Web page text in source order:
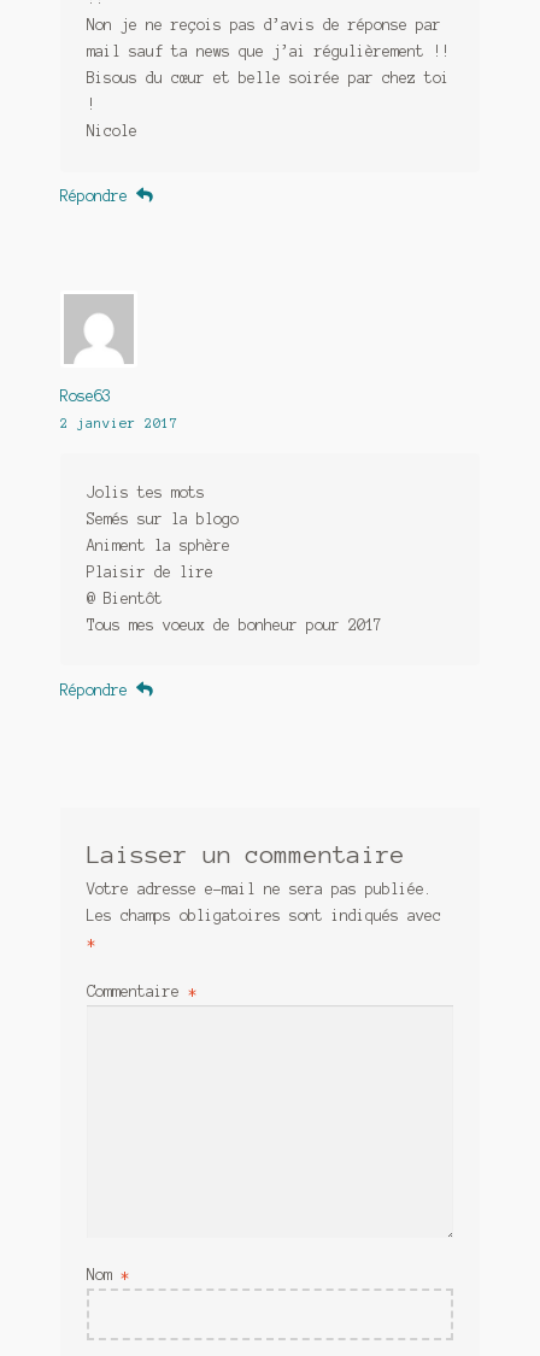
Non je ne reçois pas d’avis de réponse par
mail sauf ta news que j’ai régulièrement !!
Bisous du cœur et belle soirée par chez toi
!
Nicole
Répondre
Rose63
2 janvier 2017
Jolis tes mots
Semés sur la blogo
Animent la sphère
Plaisir de lire
@ Bientôt
Tous mes voeux de bonheur pour 2017
Répondre
Laisser un commentaire
Votre adresse e-mail ne sera pas publiée.
Les champs obligatoires sont indiqués avec
*
Commentaire *
Nom *